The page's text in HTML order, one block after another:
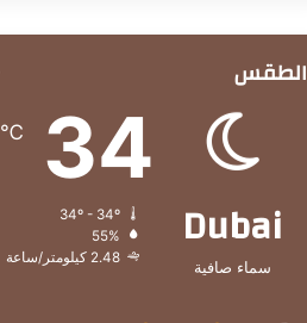
الطقس
Dubai
سماء صافية
34
℃
55%
2.48 كيلومتر/ساعة